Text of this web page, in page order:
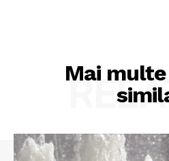
Mai